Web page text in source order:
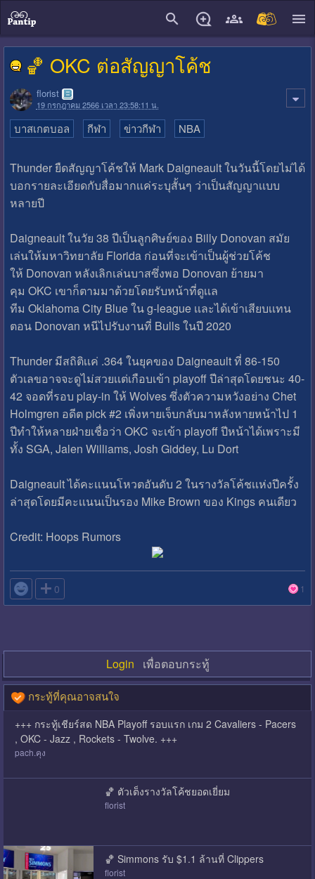
🏀 OKC ต่อสัญญาโค้ช
florist
19 กรกฎาคม 2566 เวลา 23:58:11 น.
บาสเกตบอล กีฬา ข่าวกีฬา NBA
Thunder ยืดสัญญาโค้ชให้ Mark Daigneault ในวันนี้โดยไม่ได้
บอกรายละเอียดกับสื่อมากเเค่ระบุสั้นๆ ว่าเป็นสัญญาเเบบ
หลายปี
Daigneault ในวัย 38 ปีเป็นลูกศิษย์ของ Billy Donovan สมัย
เล่นให้มหาวิทยาลัย Florida ก่อนที่จะเข้าเป็นผู้ช่วยโค้ช
ให้ Donovan หลังเลิกเล่นบาสซึ่งพอ Donovan ย้ายมา
คุม OKC เขาก็ตามมาด้วยโดยรับหน้าที่ดูเเล
ทีม Oklahoma City Blue ใน g-league เเละได้เข้าเสียบเเทน
ตอน Donovan หนีไปรับงานที่ Bulls ในปี 2020
Thunder มีสถิติเเค่ .364 ในยุคของ Daigneault ที่ 86-150
ตัวเลขอาจจะดูไม่สวยเเต่เกือบเข้า playoff ปีล่าสุดโดยชนะ 40-
42 จอดที่รอบ play-in ให้ Wolves ซึ่งตัวความหวังอย่าง Chet
Holmgren อดีต pick #2 เพิ่งหายเจ็บกลับมาหลังหายหน้าไป 1
ปีทําให้หลายฝ่ายเชื่อว่า OKC จะเข้า playoff ปีหน้าได้เพราะมี
ทั้ง SGA, Jalen Williams, Josh Giddey, Lu Dort
Daigneault ได้คะเเนนโหวตอันดับ 2 ในรางวัลโค้ชเเห่งปีครั้ง
ล่าสุดโดยมีคะเเนนเป็นรอง Mike Brown ของ Kings คนเดียว
Credit: Hoops Rumors
 0 1
Login เพื่อตอบกระทู้
กระทู้ที่คุณอาจสนใจ
+++ กระทู้เชียร์สด NBA Playoff รอบแรก เกม 2 Cavaliers - Pacers
, OKC - Jazz , Rockets - Twolve. +++
pach.คุง
🏀 ตัวเต็งรางวัลโค้ชยอดเยี่ยม
florist
🏀 Simmons รับ $1.1 ล้านที่ Clippers
florist
close